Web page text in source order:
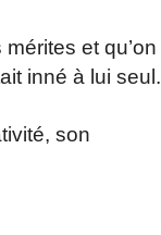
et qu’on
inné à lui seul.
son